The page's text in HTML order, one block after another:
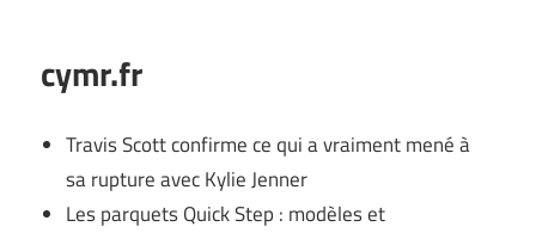
cymr.fr
Travis Scott confirme ce qui a vraiment mené à
sa rupture avec Kylie Jenner
Les parquets Quick Step : modèles et